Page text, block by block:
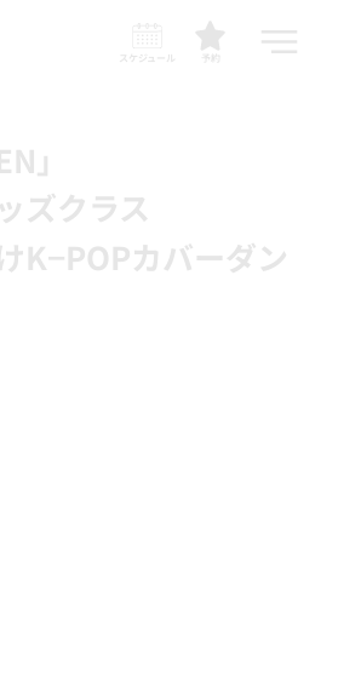
予約
スケジュール
」
ズクラス
K−POPカバーダン